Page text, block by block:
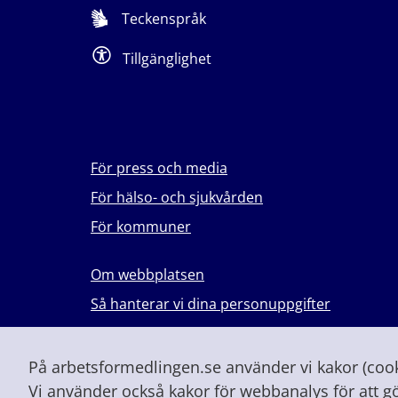
På arbetsformedlingen.se använder vi kakor
Vi använder också kakor för webbanalys för att
Teckenspråk
Tillgänglighet
För press och media
För hälso- och sjukvården
För kommuner
Om webbplatsen
Så hanterar vi dina personuppgifter
Lever du med våld i en nära relation?
Vid höjd beredskap och krig